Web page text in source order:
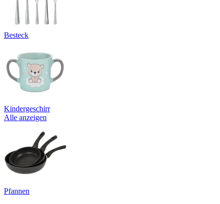
Besteck
Kindergeschirr
Alle anzeigen
Pfannen